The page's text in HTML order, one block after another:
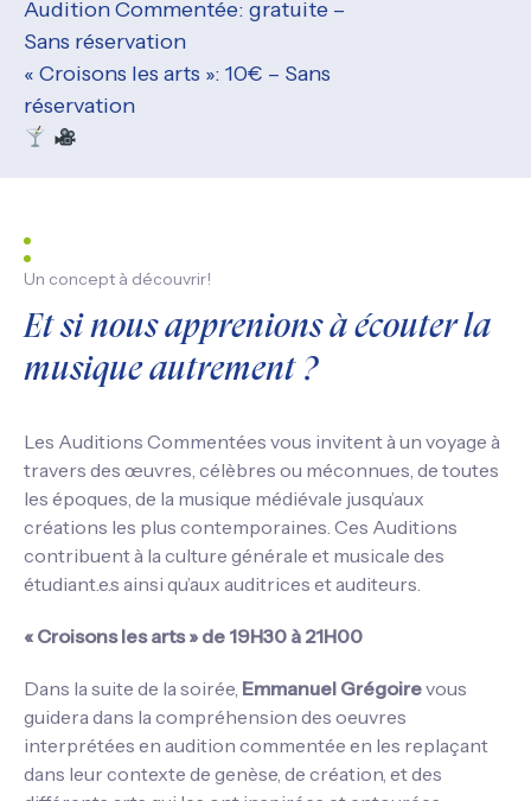
Audition Commentée: gratuite –
Sans réservation
« Croisons les arts »: 10€ – Sans
réservation
Un concept à découvrir!
Et si nous apprenions à écouter la
musique autrement ?
Les Auditions Commentées vous invitent à un voyage à
travers des œuvres, célèbres ou méconnues, de toutes
les époques, de la musique médiévale jusqu’aux
créations les plus contemporaines. Ces Auditions
contribuent à la culture générale et musicale des
étudiant.e.s ainsi qu’aux auditrices et auditeurs.
« Croisons les arts » de 19H30 à 21H00
Dans la suite de la soirée, Emmanuel Grégoirevous
guidera dans la compréhension des oeuvres
interprétées en audition commentée en les replaçant
dans leur contexte de genèse, de création, et des